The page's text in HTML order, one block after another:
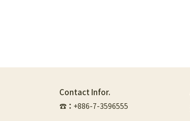
Contact Infor.
☎︎ ： +886-7-3596555